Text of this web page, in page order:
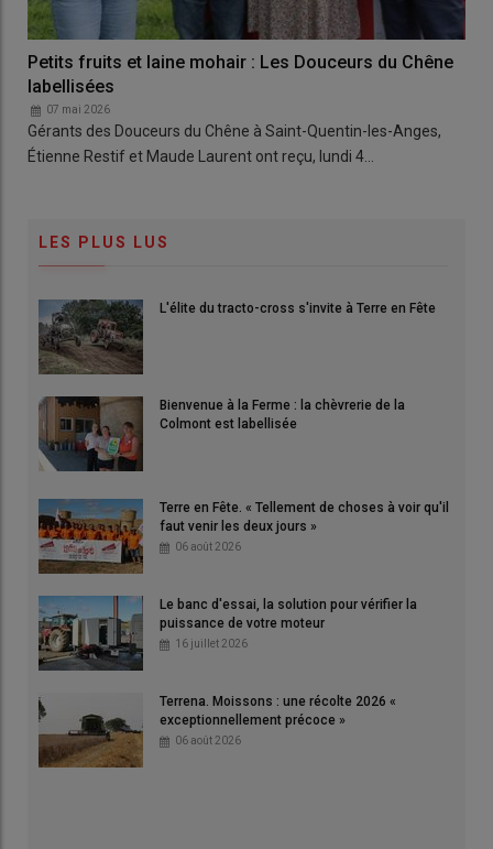
Petits fruits et laine mohair : Les Douceurs du Chêne
labellisées
07 mai 2026
Gérants des Douceurs du Chêne à Saint-Quentin-les-Anges,
Étienne Restif et Maude Laurent ont reçu, lundi 4…
LES PLUS LUS
L'élite du tracto-cross s'invite à Terre en Fête
Bienvenue à la Ferme : la chèvrerie de la
Colmont est labellisée
Terre en Fête. « Tellement de choses à voir qu'il
faut venir les deux jours »
06 août 2026
Le banc d'essai, la solution pour vérifier la
puissance de votre moteur
16 juillet 2026
Terrena. Moissons : une récolte 2026 «
exceptionnellement précoce »
06 août 2026